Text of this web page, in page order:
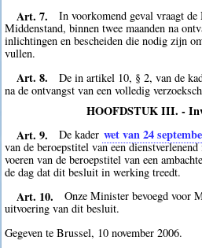
Art. 7.
In voorkomend geval vraagt
Middenstand, binnen twee maanden na
inlichtingen en bescheiden die nodig zijn
vullen.
Art. 8.
De in artikel 10, § 2, van de
na de ontvangst van een volledig
HOOFDSTUK III. -
Art. 9.
De kader wet van 24
van de beroepstitel van een
voeren van de beroepstitel van een
de dag dat dit besluit in werking treedt.
Art. 10.
Onze Minister bevoegd voor
uitvoering van dit besluit.
Gegeven te Brussel, 10 november 2006.